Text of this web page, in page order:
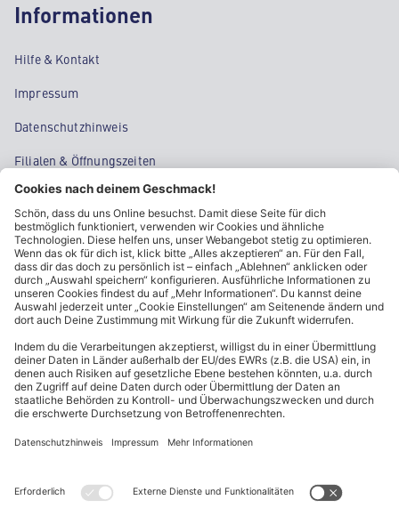
Informationen
Hilfe & Kontakt
Impressum
Datenschutzhinweis
Filialen & Öffnungszeiten
Kontakt
Cookie-Einstellungen
Kundeninformationen
ALDI Nord folgen
* Wir bitten um Beachtung, dass diese Aktionsartikel im